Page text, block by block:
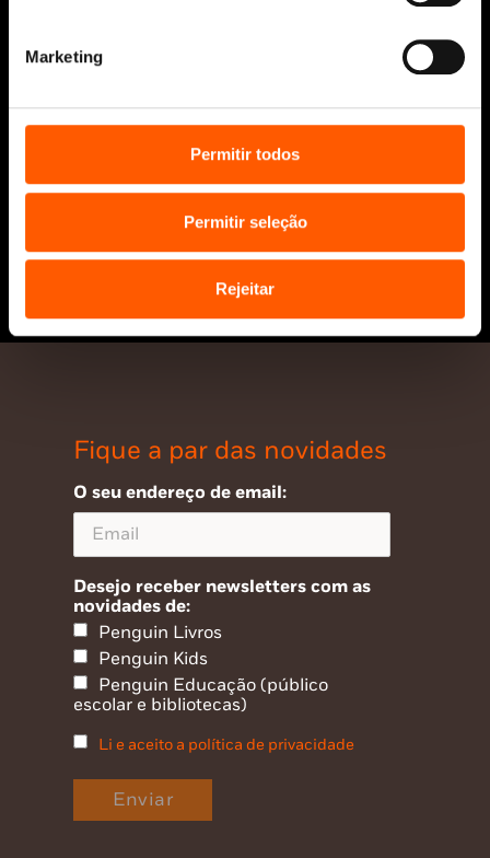
Marketing
Permitir todos
Permitir seleção
Rejeitar
* Portes grátis para Portugal Continental
e Ilhas em compras superiores a 25€
Fique a par das novidades
O seu endereço de email:
Desejo receber newsletters com as
novidades de:
Penguin Livros
Penguin Kids
Penguin Educação (público
escolar e bibliotecas)
Li e aceito a política de privacidade